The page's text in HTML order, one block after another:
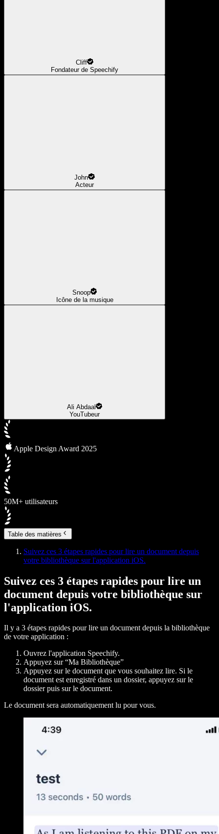
Cliff
Fondateur de Speechify
John
Acteur
Snoop
Icône de la musique
Ali Abdaal
YouTubeur
Apple Design Award 2025
50M+ utilisateurs
Table des matières
Suivez ces 3 étapes rapides pour lire un document depuis
votre bibliothèque sur l'application iOS.
Suivez ces 3 étapes rapides pour lire un
document depuis votre bibliothèque sur
l'application iOS.
Il y a 3 étapes rapides pour lire un document depuis la bibliothèque
de votre application :
Ouvrez l'application Speechify.
Appuyez sur “Ma Bibliothèque”
Appuyez sur le document que vous souhaitez lire. Si le
document est enregistré dans un dossier, appuyez sur le
dossier puis sur le document.
Le document sera automatiquement lu pour vous.